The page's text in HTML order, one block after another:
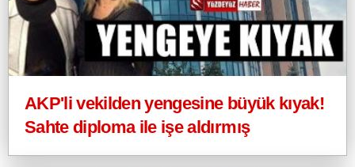
AKP'li vekilden yengesine büyük kıyak!
Sahte diploma ile işe aldırmış